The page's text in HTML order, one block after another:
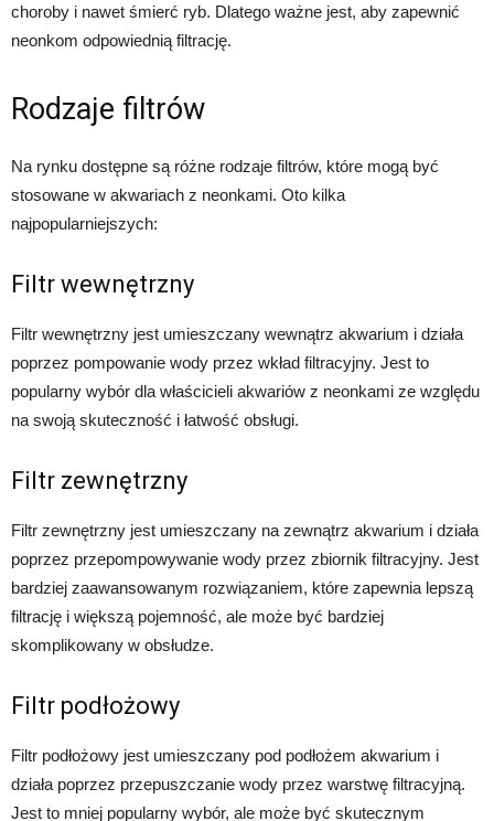
choroby i nawet śmierć ryb. Dlatego ważne jest, aby zapewnić
neonkom odpowiednią filtrację.
Rodzaje filtrów
Na rynku dostępne są różne rodzaje filtrów, które mogą być
stosowane w akwariach z neonkami. Oto kilka
najpopularniejszych:
Filtr wewnętrzny
Filtr wewnętrzny jest umieszczany wewnątrz akwarium i działa
poprzez pompowanie wody przez wkład filtracyjny. Jest to
popularny wybór dla właścicieli akwariów z neonkami ze względu
na swoją skuteczność i łatwość obsługi.
Filtr zewnętrzny
Filtr zewnętrzny jest umieszczany na zewnątrz akwarium i działa
poprzez przepompowywanie wody przez zbiornik filtracyjny. Jest
bardziej zaawansowanym rozwiązaniem, które zapewnia lepszą
filtrację i większą pojemność, ale może być bardziej
skomplikowany w obsłudze.
Filtr podłożowy
Filtr podłożowy jest umieszczany pod podłożem akwarium i
działa poprzez przepuszczanie wody przez warstwę filtracyjną.
Jest to mniej popularny wybór, ale może być skutecznym